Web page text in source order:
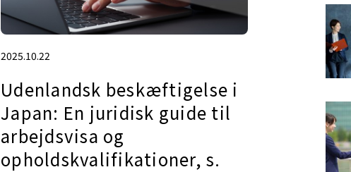
2025.10.22
Udenlandsk beskæftigelse i
Japan: En juridisk guide til
arbejdsvisa og
opholdskvalifikationer, s.